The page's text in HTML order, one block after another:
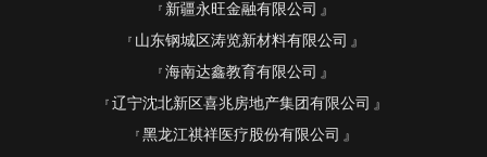
新疆永旺金融有限公司
山东钢城区涛览新材料有限公司
海南达鑫教育有限公司
辽宁沈北新区喜兆房地产集团有限公司
黑龙江祺祥医疗股份有限公司